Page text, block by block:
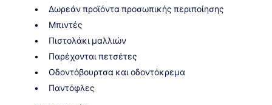
Δωρεάν προϊόντα προσωπικής περιποίησης
Μπιντές
Πιστολάκι μαλλιών
Παρέχονται πετσέτες
Οδοντόβουρτσα και οδοντόκρεμα
Παντόφλες